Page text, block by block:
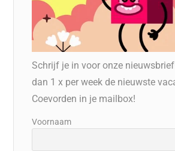
Schrijf je in voor onze
dan 1 x per week de nieuwste
Coevorden in je mailbox!
Voornaam